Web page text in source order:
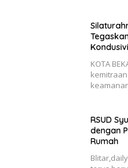
KOTA
RSUD
dengan
Rumah